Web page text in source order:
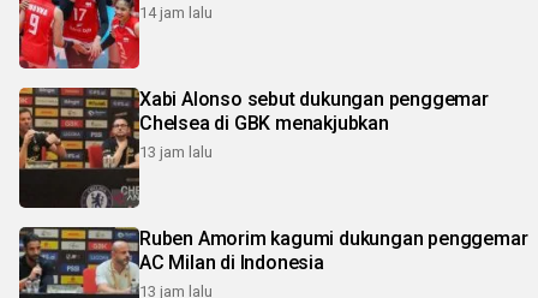
14 jam lalu
Xabi Alonso sebut dukungan penggemar
Chelsea di GBK menakjubkan
13 jam lalu
Ruben Amorim kagumi dukungan penggemar
AC Milan di Indonesia
13 jam lalu